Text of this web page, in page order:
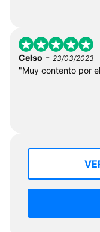
Celso - 23/03/2023
"Muy contento por